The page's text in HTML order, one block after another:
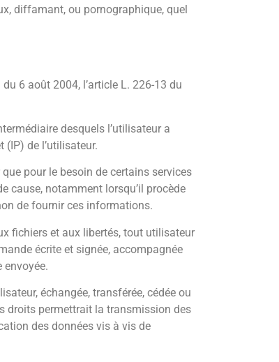
diffamant, ou pornographique, quel
6 août 2004, l’article L. 226-13 du
desquels l’utilisateur a
(IP) de l’utilisateur.
pour le besoin de certains services
cause, notamment lorsqu’il procède
de fournir ces informations.
fichiers et aux libertés, tout utilisateur
écrite et signée, accompagnée
envoyée.
échangée, transférée, cédée ou
droits permettrait la transmission des
des données vis à vis de